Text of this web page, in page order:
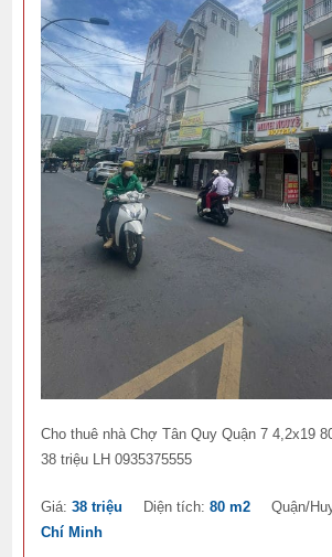
Cho thuê nhà Chợ Tân Quy Quận 7 4,2x19
38 triệu LH 0935375555
Giá:38 triệu Diện tích:80 m2 Quận/
Chí Minh